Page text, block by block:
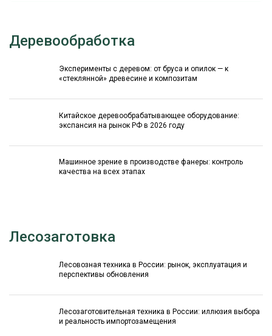
Деревообработка
Эксперименты с деревом: от бруса и опилок — к
«стеклянной» древесине и композитам
Китайское деревообрабатывающее оборудование:
экспансия на рынок РФ в 2026 году
Машинное зрение в производстве фанеры: контроль
качества на всех этапах
Лесозаготовка
Лесовозная техника в России: рынок, эксплуатация и
перспективы обновления
Лесозаготовительная техника в России: иллюзия выбора
и реальность импортозамещения